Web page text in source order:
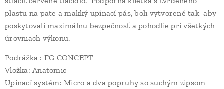
plastu na päte a mäkký upínací pás, boli vytvorené tak aby
poskytovali maximálnu bezpečnosť a pohodlie pri všetkých
úrovniach výkonu.
Podrážka : FG CONCEPT
Vložka: Anatomic
Upínací systém: Micro a dva popruhy so suchým zipsom